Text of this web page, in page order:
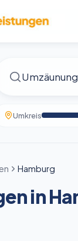
Umkreis
Hamburg
in